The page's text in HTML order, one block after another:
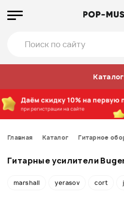
Каталог
Главная Каталог Гитарное
Гитарные усилители
marshall yerasov cort